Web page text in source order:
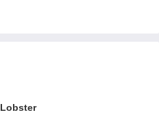
Lobster